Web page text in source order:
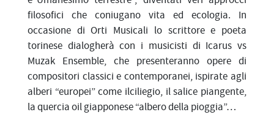
filosofici che coniugano vita ed ecologia. In
occasione di Orti Musicali lo scrittore e poeta
torinese dialogherà con i musicisti di Icarus vs
Muzak Ensemble, che presenteranno opere di
compositori classici e contemporanei, ispirate agli
alberi “europei” come ilciliegio, il salice piangente,
la quercia oil giapponese “albero della pioggia”…